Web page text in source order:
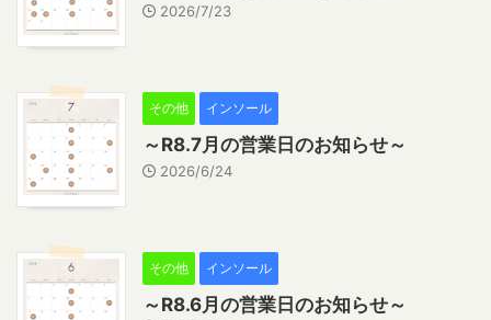
2026/7/23
その他 インソール
～R8.7月の営業日のお知らせ～
2026/6/24
その他 インソール
～R8.6月の営業日のお知らせ～